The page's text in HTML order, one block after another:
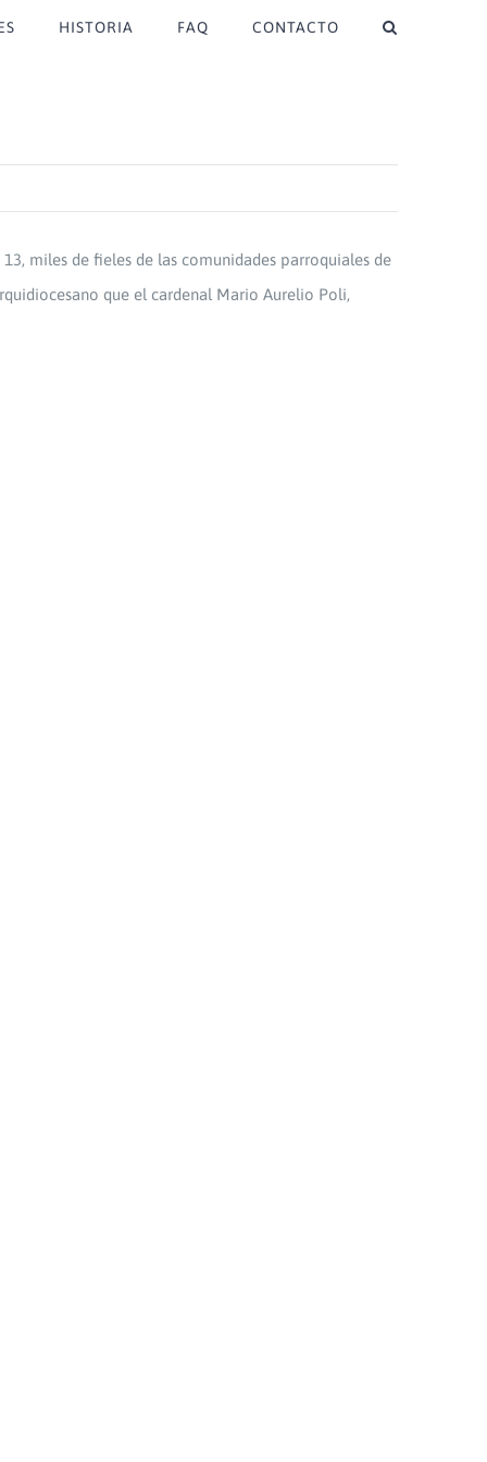
HISTORIA FAQ CONTACTO
miles de fieles de las comunidades parroquiales de
que el cardenal Mario Aurelio Poli,